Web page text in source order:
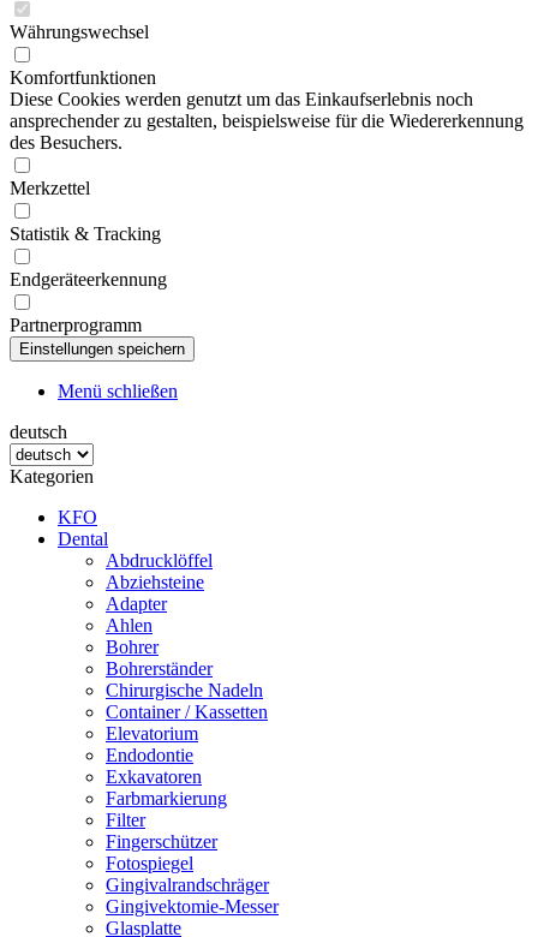
Währungswechsel
Komfortfunktionen
Diese Cookies werden genutzt um das Einkaufserlebnis noch
ansprechender zu gestalten, beispielsweise für die Wiedererkennung
des Besuchers.
Merkzettel
Statistik & Tracking
Endgeräteerkennung
Partnerprogramm
Menü schließen
deutsch
Kategorien
KFO
Dental
Abdrucklöffel
Abziehsteine
Adapter
Ahlen
Bohrer
Bohrerständer
Chirurgische Nadeln
Container / Kassetten
Elevatorium
Endodontie
Exkavatoren
Farbmarkierung
Filter
Fingerschützer
Fotospiegel
Gingivalrandschräger
Gingivektomie-Messer
Glasplatte